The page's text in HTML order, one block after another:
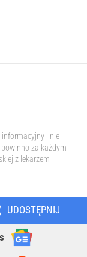
informacyjny i nie
za każdym
z lekarzem
UDOSTĘPNIJ